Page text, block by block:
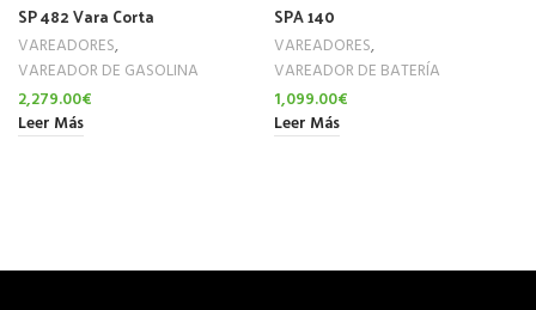
SP 482 Vara Corta
VAREADORES,
VAREADOR DE GASOLINA
2,279.00€
Leer Más
SPA 140
VAREADORES,
VAREADOR DE BATERÍA
1,099.00€
Leer Más